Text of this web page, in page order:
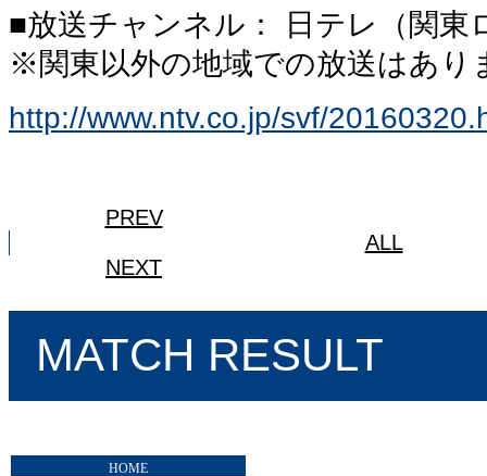
■放送チャンネル： 日テレ（関東
※関東以外の地域での放送はあり
http://www.ntv.co.jp/svf/
PREV
ALL
NEXT
MATCH RESULT